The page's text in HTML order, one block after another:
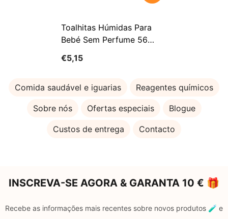
Toalhitas Húmidas Para
Bebé Sem Perfume 56
REECE
€5,15
Comida saudável e iguarias Reagentes químicos
Sobre nós Ofertas especiais Blogue
Custos de entrega Contacto
INSCREVA-SE AGORA & GARANTA 10 € 🎁
Recebe as informações mais recentes sobre novos produtos 🧪 e